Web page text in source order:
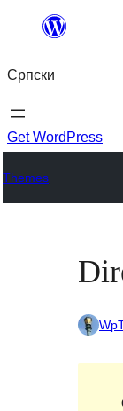
Скочи
садржај
Српски
Get WordPress
Themes